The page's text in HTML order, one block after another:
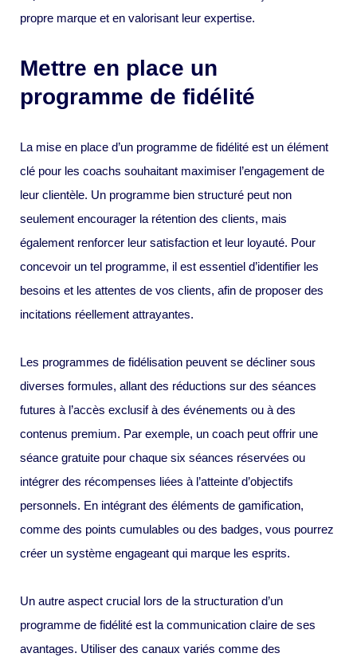
propre marque et en valorisant leur expertise.
Mettre en place un
programme de fidélité
La mise en place d’un programme de fidélité est un élément
clé pour les coachs souhaitant maximiser l’engagement de
leur clientèle. Un programme bien structuré peut non
seulement encourager la rétention des clients, mais
également renforcer leur satisfaction et leur loyauté. Pour
concevoir un tel programme, il est essentiel d’identifier les
besoins et les attentes de vos clients, afin de proposer des
incitations réellement attrayantes.
Les programmes de fidélisation peuvent se décliner sous
diverses formules, allant des réductions sur des séances
futures à l’accès exclusif à des événements ou à des
contenus premium. Par exemple, un coach peut offrir une
séance gratuite pour chaque six séances réservées ou
intégrer des récompenses liées à l’atteinte d’objectifs
personnels. En intégrant des éléments de gamification,
comme des points cumulables ou des badges, vous pourrez
créer un système engageant qui marque les esprits.
Un autre aspect crucial lors de la structuration d’un
programme de fidélité est la communication claire de ses
avantages. Utiliser des canaux variés comme des